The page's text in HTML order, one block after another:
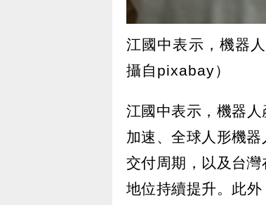
江國中表示，機器
攝自pixabay）
江國中表示，機器
加速、全球人形機
交付周期，以及台
地位持續提升。此